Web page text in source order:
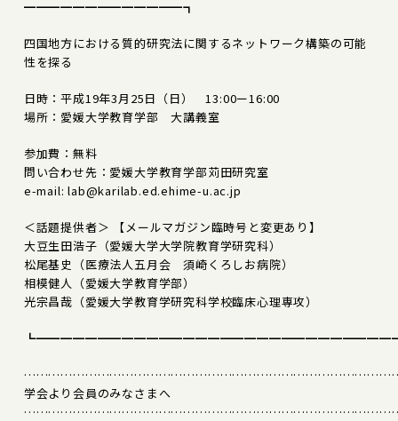
━━━━━━━━━━━━━┓
四国地方における質的研究法に関するネットワーク構築の可能
性を探る
日時：平成19年3月25日（日） 13:00ー16:00
場所：愛媛大学教育学部 大講義室
参加費：無料
問い合わせ先：愛媛大学教育学部苅田研究室
e-mail: lab@karilab.ed.ehime-u.ac.jp
＜話題提供者＞ 【メールマガジン臨時号と変更あり】
大豆生田浩子（愛媛大学大学院教育学研究科）
松尾基史（医療法人五月会 須崎くろしお病院）
相模健人（愛媛大学教育学部）
光宗昌哉（愛媛大学教育学研究科学校臨床心理専攻）
学会より会員のみなさまへ